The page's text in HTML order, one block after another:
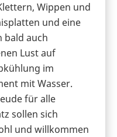
Wippen und
und eine
bald auch
Lust auf
im
mit Wasser.
für alle
sollen sich
und willkommen